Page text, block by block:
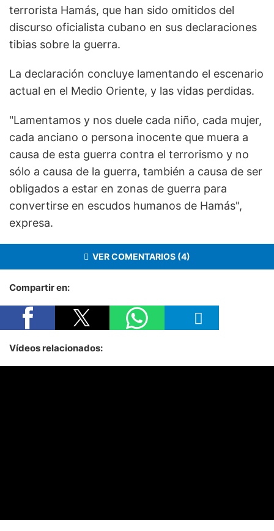
terrorista Hamás, que han sido omitidos del
discurso oficialista cubano en sus declaraciones
tibias sobre la guerra.
La declaración concluye lamentando el escenario
actual en el Medio Oriente, y las vidas perdidas.
"Lamentamos y nos duele cada niño, cada mujer,
cada anciano o persona inocente que muera a
causa de esta guerra contra el terrorismo y no
sólo a causa de la guerra, también a causa de ser
obligados a estar en zonas de guerra para
convertirse en escudos humanos de Hamás",
expresa.
VER COMENTARIOS (4)
Compartir en:
Vídeos relacionados: